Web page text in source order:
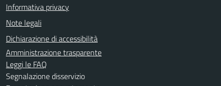
Informativa privacy
Note legali
Dichiarazione di accessibilità
Amministrazione trasparente
Leggi le FAQ
Segnalazione disservizio